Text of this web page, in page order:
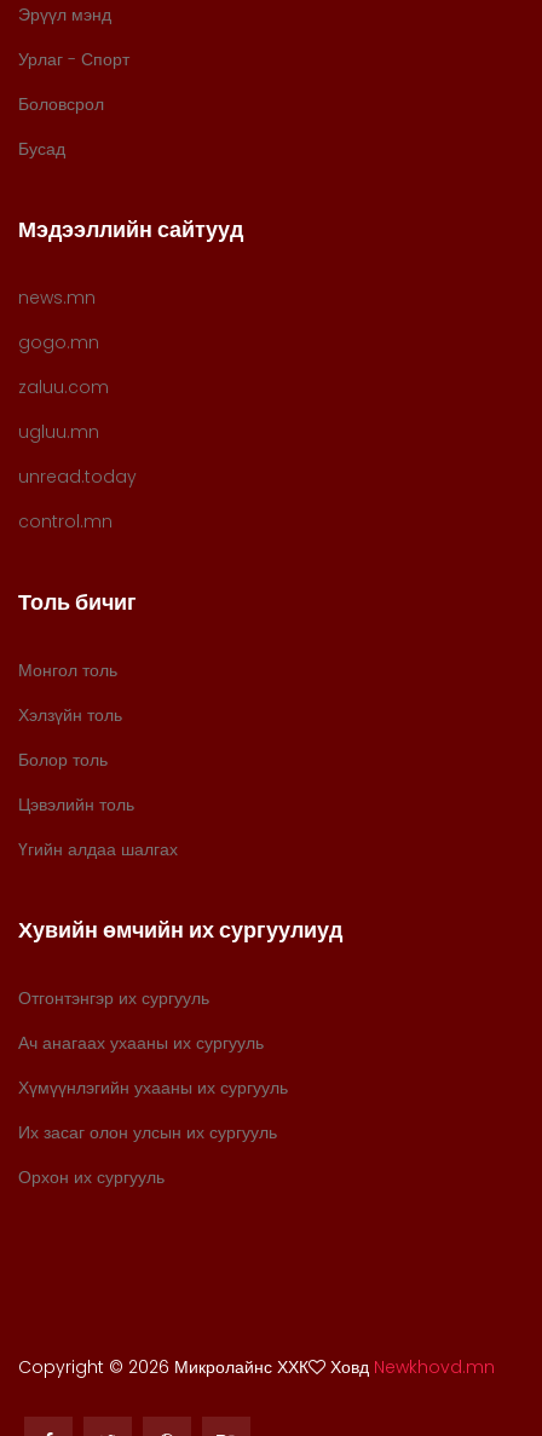
Эрүүл мэнд
Урлаг - Спорт
Боловсрол
Бусад
Мэдээллийн сайтууд
news.mn
gogo.mn
zaluu.com
ugluu.mn
unread.today
control.mn
Толь бичиг
Монгол толь
Хэлзүйн толь
Болор толь
Цэвэлийн толь
Үгийн алдаа шалгах
Хувийн өмчийн их сургуулиуд
Отгонтэнгэр их сургууль
Ач анагаах ухааны их сургууль
Хүмүүнлэгийн ухааны их сургууль
Их засаг олон улсын их сургууль
Орхон их сургууль
Copyright © 2026 Микролайнс ХХК Ховд Newkhovd.mn